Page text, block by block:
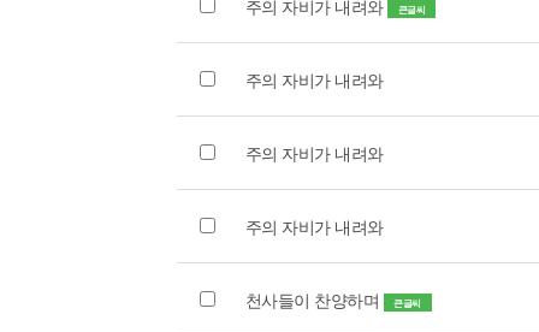
주의 자비가 내려와 큰글씨
주의 자비가 내려와
주의 자비가 내려와
주의 자비가 내려와
천사들이 찬양하며 큰글씨